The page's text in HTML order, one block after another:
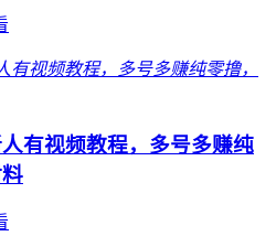
有视频教程，多号多赚纯